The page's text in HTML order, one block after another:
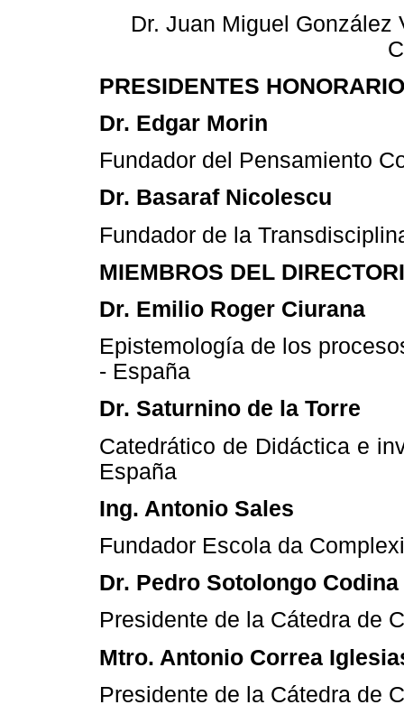
Dr. Juan Miguel González
PRESIDENTES
Dr. Edgar Morin
Fundador del Pensamiento
Dr. Basaraf Nicolescu
Fundador de la
MIEMBROS DEL
Dr. Emilio Roger Ciurana
Epistemología de los
- España
Dr. Saturnino de la Torre
Catedrático de Didáctica e
España
Ing. Antonio Sales
Fundador Escola da
Dr. Pedro Sotolongo Codina
Presidente de la Cátedra de
Mtro. Antonio Correa
Presidente de la Cátedra de